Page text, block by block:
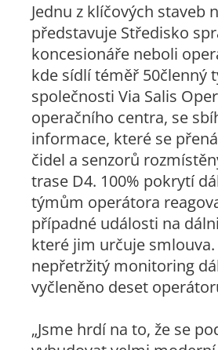
Jednu z klíčových staveb
představuje Středisko
koncesionáře neboli
kde sídlí téměř 50členný
společnosti Via Salis
operačního centra, se
informace, které se
čidel a senzorů
trase D4. 100% pokrytí
týmům operátora
případné události na
které jim určuje smlouva.
nepřetržitý monitoring
vyčleněno deset
„Jsme hrdí na to, že se